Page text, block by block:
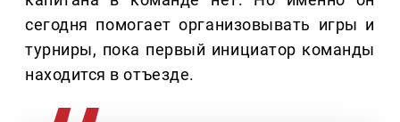
сегодня помогает организовывать игры и
турниры, пока первый инициатор команды
находится в отъезде.